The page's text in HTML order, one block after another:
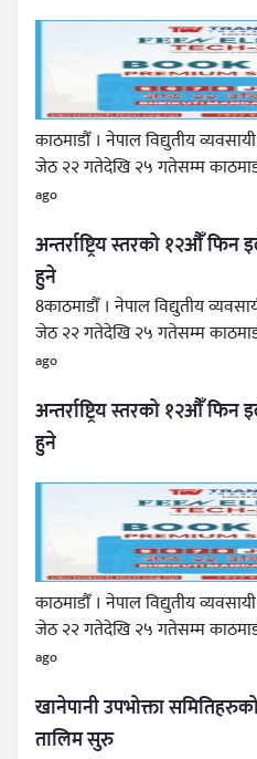
काठमाडौँ । नेपाल विद्युतीय
जेठ २२ गतेदेखि २५ गतेसम्म
ago
अन्तर्राष्ट्रिय स्तरको १२औँ
हुने
8काठमाडौँ । नेपाल विद्युतीय
जेठ २२ गतेदेखि २५ गतेसम्म
ago
अन्तर्राष्ट्रिय स्तरको १२औँ
हुने
काठमाडौँ । नेपाल विद्युतीय
जेठ २२ गतेदेखि २५ गतेसम्म
ago
खानेपानी उपभोक्ता
तालिम सुरु